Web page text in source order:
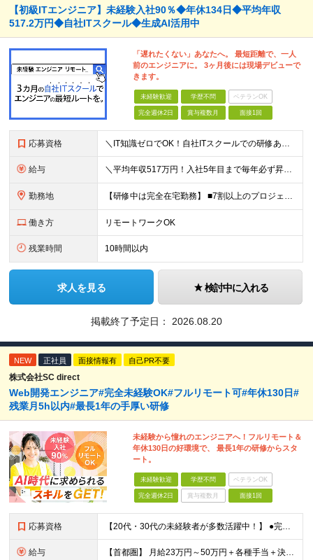
【初級ITエンジニア】未経験入社90％◆年休134日◆平均年収
517.2万円◆自社ITスクール◆生成AI活用中
「遅れたくない」あなたへ。 最短距離で、一人
前のエンジニアに。 3ヶ月後には現場デビューで
きます。
未経験歓迎 学歴不問 ベテランOK
完全週休2日 賞与複数月 面接1回
応募資格 ＼IT知識ゼロでOK！自社ITスクールでの研修あり／ ■完全未経験OK(文系出身70％) ■第二新卒歓迎 ■学歴不問 └社会人未経験の方も歓迎します！ 5名以上の採用を予定しているので、同期と入社も
給与 ＼平均年収517万円！入社5年目まで毎年必ず昇給／ ■賞与年3回 ■年収800万円以上も可 ■入社3年以上の平均年収469.2万円 月給23万2000円以上＋賞与年3回＋各種手当 ☆入社5年目まで最
勤務地 【研修中は完全在宅勤務】 ■7割以上のプロジェクトでリモートワークを導入 ■フルリモートもあり ■一都三県のプロジェクト先 ■転居を伴う転勤なし ＜プロジェクト先＞ 東京・神奈川・千葉・埼玉でのプロ
働き方 リモートワークOK
残業時間 10時間以内
求人を見る 検討中に入れる
掲載終了予定日： 2026.08.20
NEW 正社員 面接情報有 自己PR不要
株式会社SC direct
Web開発エンジニア#完全未経験OK#フルリモート可#年休130日#
残業月5h以内#最長1年の手厚い研修
未経験から憧れのエンジニアへ！フルリモート＆
年休130日の好環境で、 最長1年の研修からスタ
ート。
未経験歓迎 学歴不問 ベテランOK
完全週休2日 賞与複数月 面接1回
応募資格 【20代・30代の未経験者が多数活躍中！】 ●完全未経験、第二新卒、既卒、フリーターの方大歓迎！ ●学歴・職歴・転職回数・ブランク一切不問 ※34歳までの方（若年層の長期キャリア形成を図るため） ★
給与 【首都圏】 月給23万円～50万円＋各種手当＋決算賞与 【大阪】 月給22万円～50万円＋各種手当＋決算賞与 【愛知】 月給21.5万円～50万円＋各種手当＋決算賞与 【福岡・宮城】 月給20万